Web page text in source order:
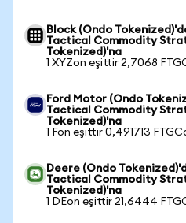
Block (Ondo
Tactical Commodity
Tokenized)'na
1 XYZon eşittir 2,7068
Ford Motor (Ondo
Tactical Commodity
Tokenized)'na
1 Fon eşittir 0,491713
Deere (Ondo
Tactical Commodity
Tokenized)'na
1 DEon eşittir 21,6444